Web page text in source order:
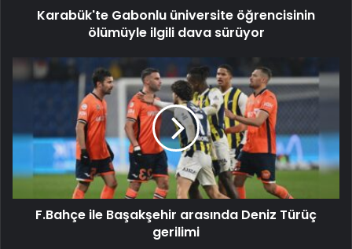
Karabük'te Gabonlu üniversite öğrencisinin
ölümüyle ilgili dava sürüyor
F.Bahçe ile Başakşehir arasında Deniz Türüç
gerilimi